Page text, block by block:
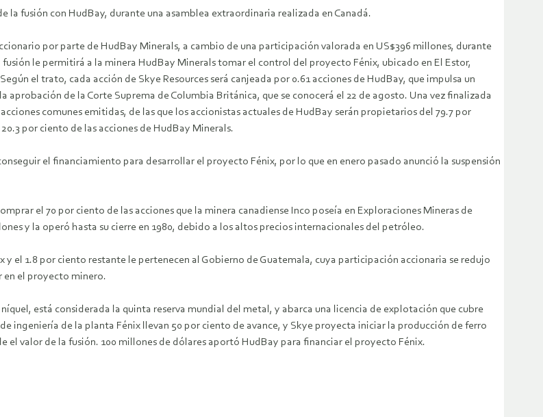
la fusión con HudBay, durante una asamblea extraordinaria realizada en Canadá.
por parte de HudBay Minerals, a cambio de una participación valorada en US$396 millones, durante
le permitirá a la minera HudBay Minerals tomar el control del proyecto Fénix, ubicado en El Estor,
el trato, cada acción de Skye Resources será canjeada por 0.61 acciones de HudBay, que impulsa un
aprobación de la Corte Suprema de Columbia Británica, que se conocerá el 22 de agosto. Una vez finalizada
comunes emitidas, de las que los accionistas actuales de HudBay serán propietarios del 79.7 por
por ciento de las acciones de HudBay Minerals.
el financiamiento para desarrollar el proyecto Fénix, por lo que en enero pasado anunció la suspensión
el 70 por ciento de las acciones que la minera canadiense Inco poseía en Exploraciones Mineras de
y la operó hasta su cierre en 1980, debido a los altos precios internacionales del petróleo.
el 1.8 por ciento restante le pertenecen al Gobierno de Guatemala, cuya participación accionaria se redujo
en el proyecto minero.
está considerada la quinta reserva mundial del metal, y abarca una licencia de explotación que cubre
ingeniería de la planta Fénix llevan 50 por ciento de avance, y Skye proyecta iniciar la producción de ferro
el valor de la fusión. 100 millones de dólares aportó HudBay para financiar el proyecto Fénix.